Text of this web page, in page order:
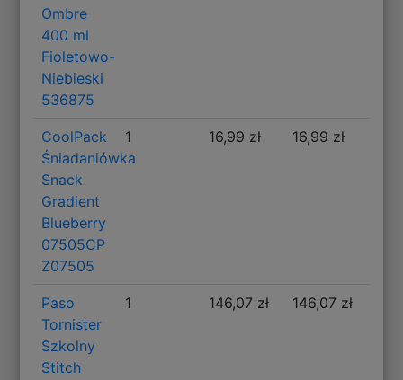
Ombre
400 ml
Fioletowo-
Niebieski
536875
CoolPack
Śniadaniówka
Snack
Gradient
Blueberry
07505CP
Z07505
1 16,99 zł 16,99 zł
Paso
Tornister
Szkolny
Stitch
1 146,07 zł 146,07 zł